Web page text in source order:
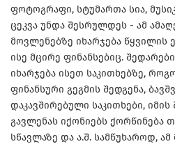
ფოტოგრაფი, სტუმართა სია,
ცეკვა უნდა შესრულდეს - ამ
მოვლენებზე იხარჯება
ისე მცირე ფინანსებიც.
იხარჯება ისეთ საკითხებზე,
ფინანსური გეგმის შედგენა,
დაკავშირებული საკითხები, იმის
გავლენას იქონიებს ქორწინება
სწავლაზე და ა.შ. სამწუხაროდ,